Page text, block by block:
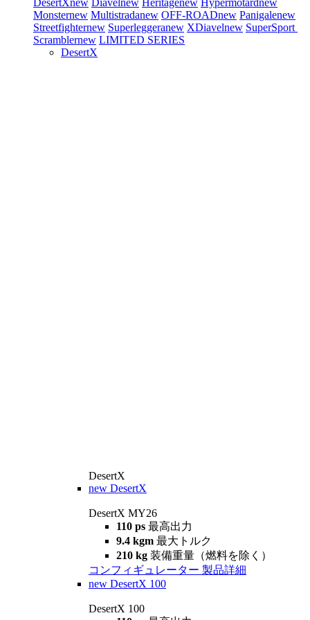
DesertXnew Diavelnew Heritagenew Hypermotardnew
Monsternew Multistradanew OFF-ROADnew Panigalenew
Streetfighternew Superleggeranew XDiavelnew SuperSport
Scramblernew LIMITED SERIES
DesertX
DesertX
new DesertX
DesertX MY26
110 ps 最高出力
9.4 kgm 最大トルク
210 kg 装備重量（燃料を除く）
コンフィギュレーター 製品詳細
new DesertX 100
DesertX 100